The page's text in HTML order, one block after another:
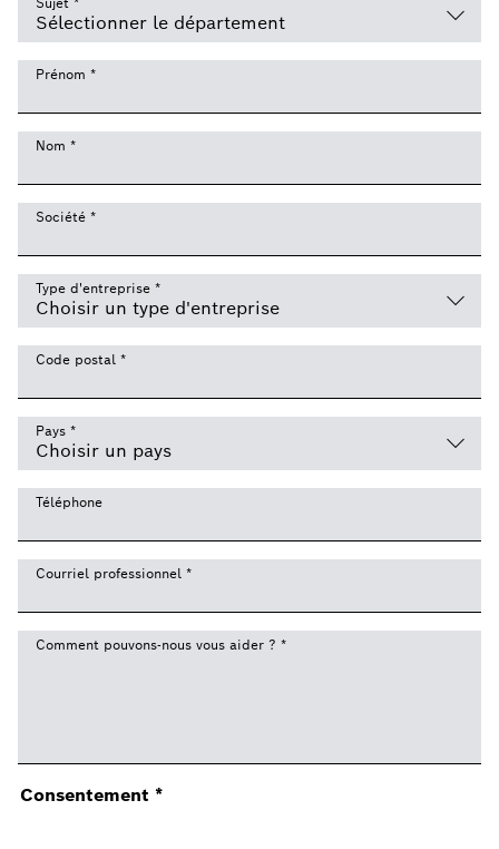
Prénom *
Nom *
Société *
Type d'entreprise *
Code postal *
Pays *
Téléphone
Courriel professionnel *
Comment pouvons-nous vous aider ? *
Consentement *